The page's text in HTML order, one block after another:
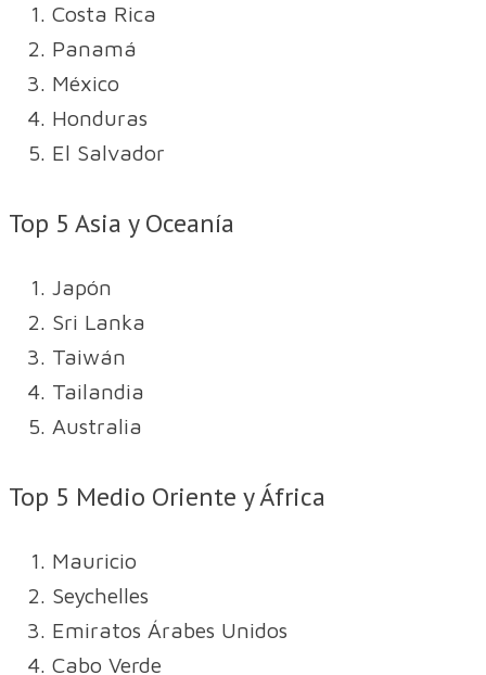
Costa Rica
Panamá
México
Honduras
El Salvador
Top 5 Asia y Oceanía
Japón
Sri Lanka
Taiwán
Tailandia
Australia
Top 5 Medio Oriente y África
Mauricio
Seychelles
Emiratos Árabes Unidos
Cabo Verde